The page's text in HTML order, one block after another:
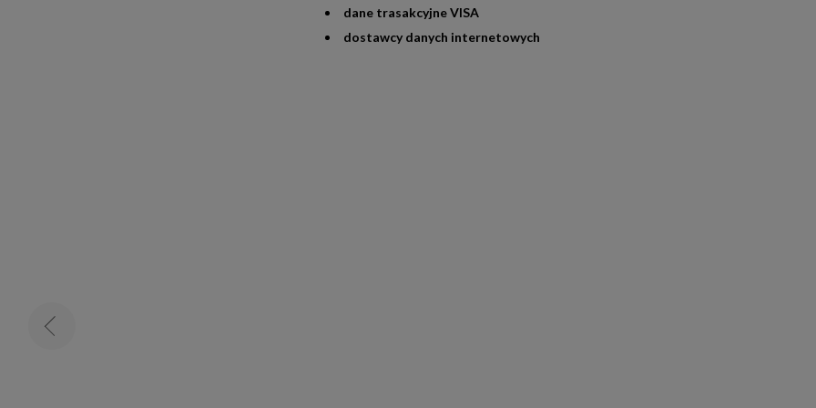
dane trasakcyjne VISA
dostawcy danych internetowych